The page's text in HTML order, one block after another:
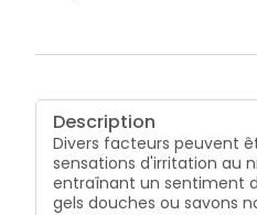
Description
Divers facteurs peuvent
sensations d'irritation au
entraînant un sentiment
gels douches ou savons